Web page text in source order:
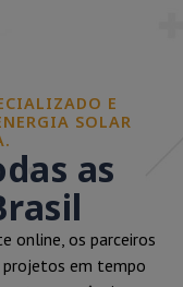
E
SOLAR
as
online, os parceiros
projetos em tempo